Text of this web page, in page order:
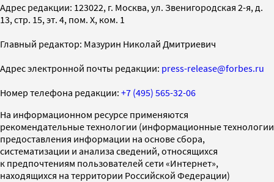
Адрес редакции: 123022, г. Москва, ул. Звенигородская 2-я, д.
13, стр. 15, эт. 4, пом. X, ком. 1
Главный редактор: Мазурин Николай Дмитриевич
Адрес электронной почты редакции: press-release@forbes.ru
Номер телефона редакции: +7 (495) 565-32-06
На информационном ресурсе применяются
рекомендательные технологии (информационные технологии
предоставления информации на основе сбора,
систематизации и анализа сведений, относящихся
к предпочтениям пользователей сети «Интернет»,
находящихся на территории Российской Федерации)